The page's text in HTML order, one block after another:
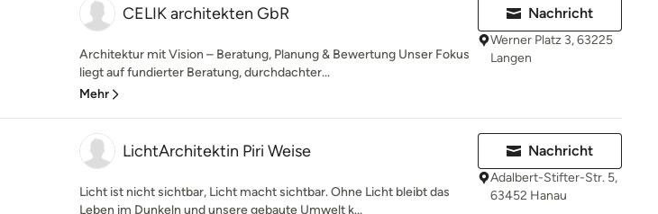
CELIK architekten GbR
Architektur mit Vision – Beratung, Planung & Bewertung Unser Fokus
liegt auf fundierter Beratung, durchdachter...
Mehr
Nachricht
Werner Platz 3, 63225
Langen
LichtArchitektin Piri Weise
Licht ist nicht sichtbar, Licht macht sichtbar. Ohne Licht bleibt das
Leben im Dunkeln und unsere gebaute Umwelt k...
Nachricht
Adalbert-Stifter-Str. 5,
63452 Hanau